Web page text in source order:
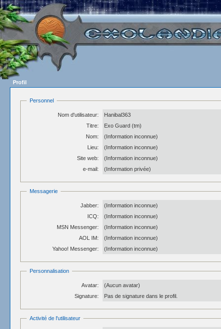
Profil
Personnel
Nom d'utilisateur:
Hanibal363
Titre:
Exo Guard (tm)
Nom:
(Information inconnue)
Lieu:
(Information inconnue)
Site web:
(Information inconnue)
e-mail:
(Information privée)
Messagerie
Jabber:
(Information inconnue)
ICQ:
(Information inconnue)
MSN Messenger:
(Information inconnue)
AOL IM:
(Information inconnue)
Yahoo! Messenger:
(Information inconnue)
Personnalisation
Avatar:
(Aucun avatar)
Signature:
Pas de signature dans le profil.
Activité de l'utilisateur